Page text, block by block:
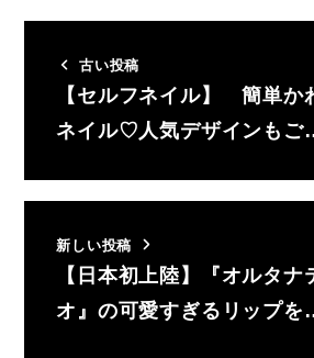
古い投稿
【セルフネイル】 簡単か
ネイル♡人気デザインもご
新しい投稿
【日本初上陸】『オルタナ
オ』の可愛すぎるリップを